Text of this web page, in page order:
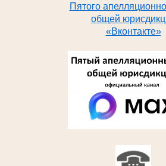
Пятого
общей
«Вконтакте»